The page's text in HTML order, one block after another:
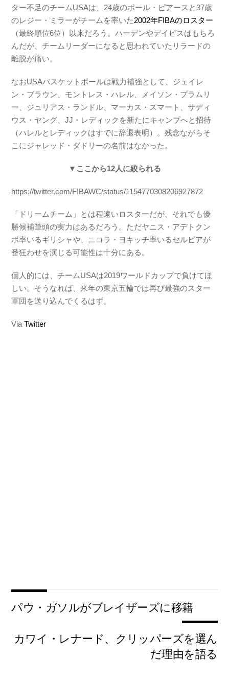
ター不足のチームUSAは、24歳のポール・ピアースと37歳
のレジー・ミラーがチームを率いた2002年FIBAのロスター
（最終順位6位）以来だろう。ハーデンやデイビスはもちろ
んだが、チームリーダーになると思われていたリラードの
離脱が痛い。
なおUSAバスケットボールは戦力補強として、ジェイレ
ン・ブラウン、モントレス・ハレル、メイソン・プラムリ
ー、ジュリアス・ランドル、マーカス・スマート、サディ
ウス・ヤング、JJ・レディックを新たにキャンプへと招待
（ハレルとレディックはすでに辞退表明）。残念ながらそ
こにジャレッド・ダドリーの名前はなかった。
▼ここから12人に絞られる
https://twitter.com/FIBAWC/status/1154770308206927872
「ドリームチーム」とは程遠いロスターだが、それでも優
勝候補筆頭の実力はあるだろう。ただヤニス・アデトクン
ボ率いるギリシャや、ニコラ・ヨキッチ率いるセルビアが
番狂わせを演じる可能性は十分にある。
個人的には、チームUSAは2019ワールドカップで負けてほ
しい。そうなれば、来年の東京五輪では再び最強のスター
軍団を送り込んでくるはず。
ViaTwitter
パウ・ガソルがブレイザーズに移籍
カワイ・レナード、クリッパーズを選ん
だ理由を語る